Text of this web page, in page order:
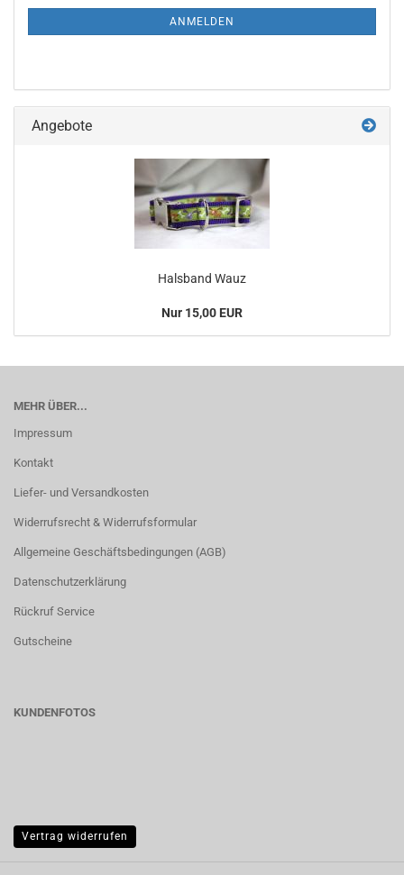
ANMELDEN
Angebote
Halsband Wauz
Nur 15,00 EUR
MEHR ÜBER...
Impressum
Kontakt
Liefer- und Versandkosten
Widerrufsrecht & Widerrufsformular
Allgemeine Geschäftsbedingungen (AGB)
Datenschutzerklärung
Rückruf Service
Gutscheine
KUNDENFOTOS
Vertrag widerrufen